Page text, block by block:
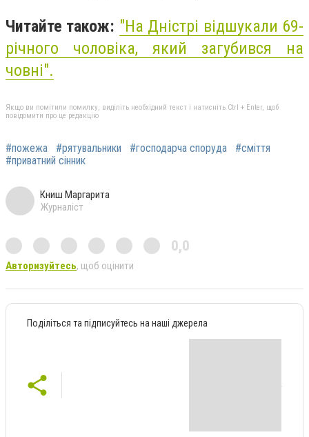
Читайте також: "На Дністрі відшукали 69-
річного чоловіка, який загубився на
човні".
Якщо ви помітили помилку, виділіть необхідний текст і натисніть Ctrl + Enter, щоб
повідомити про це редакцію
#пожежа #рятувальники #господарча споруда
#сміття
#приватний сінник
Книш Маргарита
Журналіст
0,0
Авторизуйтесь, щоб оцінити
Поділіться та підписуйтесь на наші джерела